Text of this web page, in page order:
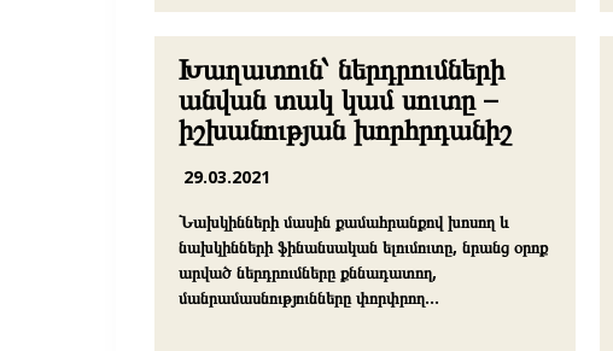
Խաղատուն՝ ներդրումների
անվան տակ կամ սուտը –
իշխանության խորհրդանիշ
29.03.2021
Նախկինների մասին քամահրանքով խոսող և
նախկինների ֆինանսական ելումուտը, նրանց օրոք
արված ներդրումները քննադատող,
մանրամասնությունները փորփրող…